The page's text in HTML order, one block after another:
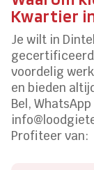
Kwartier
Je wilt in
voordelig
en bieden
Bel,
Profiteer van: